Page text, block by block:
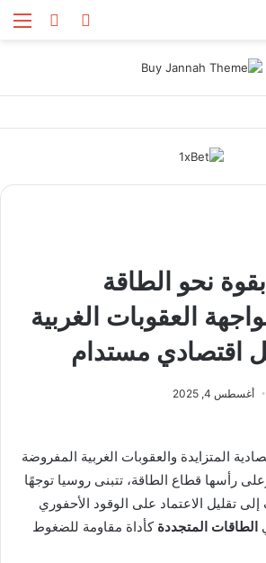
بحث
الوضع
نحو الطاقة
العقوبات الغربية
اقتصادي مستدام
أغسطس 4, 2025
المتزايدة والعقوبات الغربية المفروضة
رأسها قطاع الطاقة، تتبنى روسيا توجهًا
إلى تقليل الاعتماد على الوقود الأحفوري
الطاقات المتجددة كأداة مقاومة للضغوط